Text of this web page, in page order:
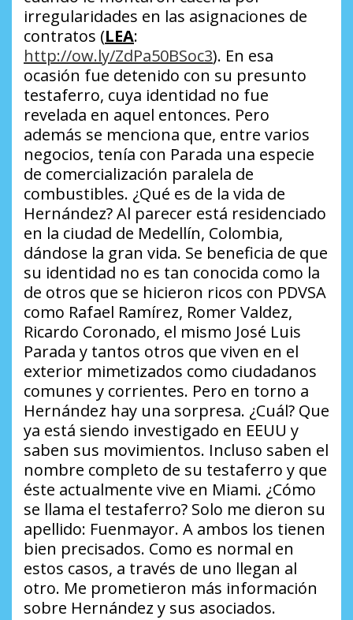
irregularidades en las asignaciones de
contratos (LEA:
http://ow.ly/ZdPa50BSoc3). En esa
ocasión fue detenido con su presunto
testaferro, cuya identidad no fue
revelada en aquel entonces. Pero
además se menciona que, entre varios
negocios, tenía con Parada una especie
de comercialización paralela de
combustibles. ¿Qué es de la vida de
Hernández?Al parecer está residenciado
en la ciudad de Medellín, Colombia,
dándose la gran vida. Se beneficia de que
su identidad no es tan conocida como la
de otros que se hicieron ricos con PDVSA
como Rafael Ramírez, Romer Valdez,
Ricardo Coronado, el mismo José Luis
Parada y tantos otros que viven en el
exterior mimetizados como ciudadanos
comunes y corrientes. Pero en torno a
Hernández hay una sorpresa. ¿Cuál? Que
ya está siendo investigado en EEUU y
saben sus movimientos. Incluso saben el
nombre completo de su testaferro y que
éste actualmente vive en Miami. ¿Cómo
se llama el testaferro? Solo me dieron su
apellido: Fuenmayor. A ambos los tienen
bien precisados. Como es normal en
estos casos, a través de uno llegan al
otro. Me prometieron más información
sobre Hernández y sus asociados.